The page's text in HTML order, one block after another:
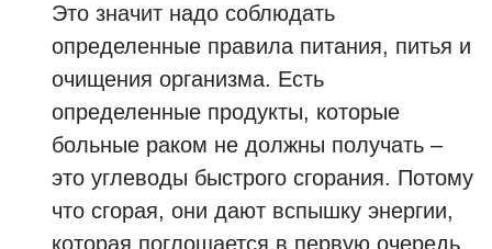
Это значит надо соблюдать
определенные правила питания, питья и
очищения организма. Есть
определенные продукты, которые
больные раком не должны получать –
это углеводы быстрого сгорания. Потому
что сгорая, они дают вспышку энергии,
которая поглощается в первую очередь